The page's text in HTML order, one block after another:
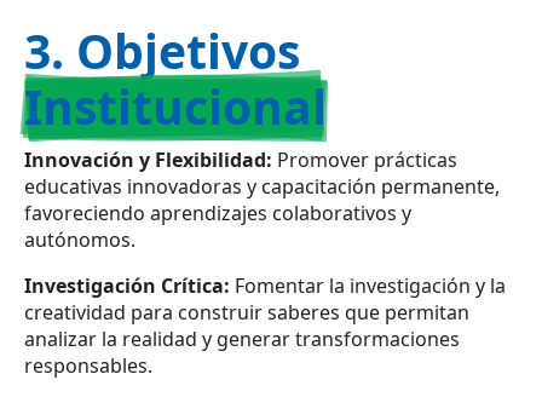
3. Objetivos
Institucional
Innovación y Flexibilidad: Promover prácticas
educativas innovadoras y capacitación permanente,
favoreciendo aprendizajes colaborativos y
autónomos.
Investigación Crítica: Fomentar la investigación y la
creatividad para construir saberes que permitan
analizar la realidad y generar transformaciones
responsables.